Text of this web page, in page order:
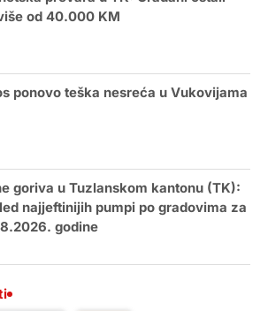
od 40.000 KM
ponovo teška nesreća u Vukovijama
goriva u Tuzlanskom kantonu (TK):
najjeftinijih pumpi po gradovima za
godine